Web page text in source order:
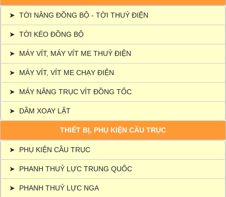
➤ TỜI NÂNG ĐỒNG BỘ - TỜI THUỶ ĐIỆN
➤ TỜI KÉO ĐỒNG BỘ
➤ MÁY VÍT, MÁY VÍT ME THUỶ ĐIỆN
➤ MÁY VÍT, VÍT ME CHẠY ĐIỆN
➤ MÁY NÂNG TRỤC VÍT ĐỒNG TỐC
➤ DẦM XOAY LẬT
THIẾT BỊ, PHỤ KIỆN CẦU TRỤC
➤ PHỤ KIỆN CẦU TRỤC
➤ PHANH THUỶ LỰC TRUNG QUỐC
➤ PHANH THUỶ LỰC NGA